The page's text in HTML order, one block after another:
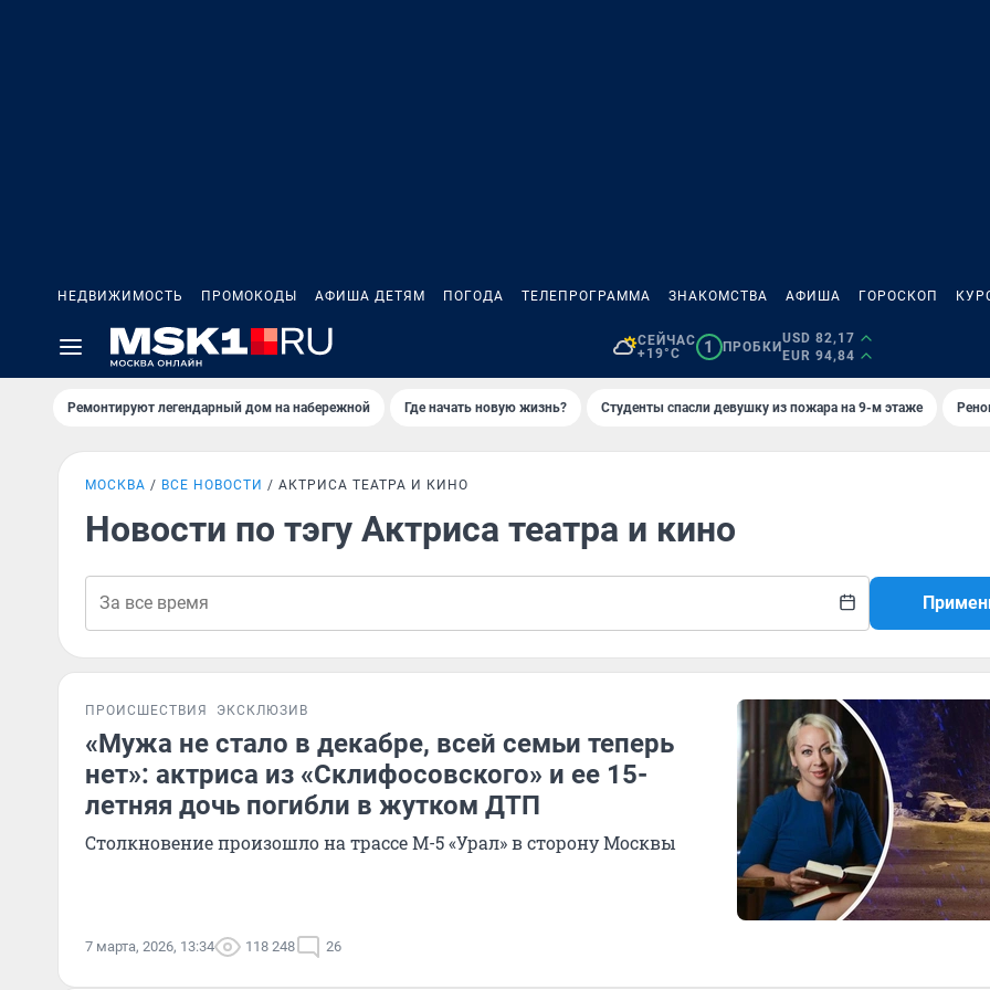
НЕДВИЖИМОСТЬ ПРОМОКОДЫ АФИША ДЕТЯМ ПОГОДА ТЕЛЕПРОГРАММА ЗНАКОМСТВА АФИША ГОРОСКОП
СЕЙЧАС
+19°C
1 ПРОБКИ
USD 82,17
EUR 94,84
Ремонтируют легендарный дом на набережной Где начать новую жизнь? Студенты спасли девушку из пожара на 9-м этаже
МОСКВА ВСЕ НОВОСТИ АКТРИСА ТЕАТРА И КИНО
Новости по тэгу Актриса театра и кино
ПРОИСШЕСТВИЯ ЭКСКЛЮЗИВ
«Мужа не стало в декабре, всей семьи теперь
нет»: актриса из «Склифосовского» и ее 15-
летняя дочь погибли в жутком ДТП
Столкновение произошло на трассе М-5 «Урал» в сторону Москвы
7 марта, 2026, 13:34 118 248 26